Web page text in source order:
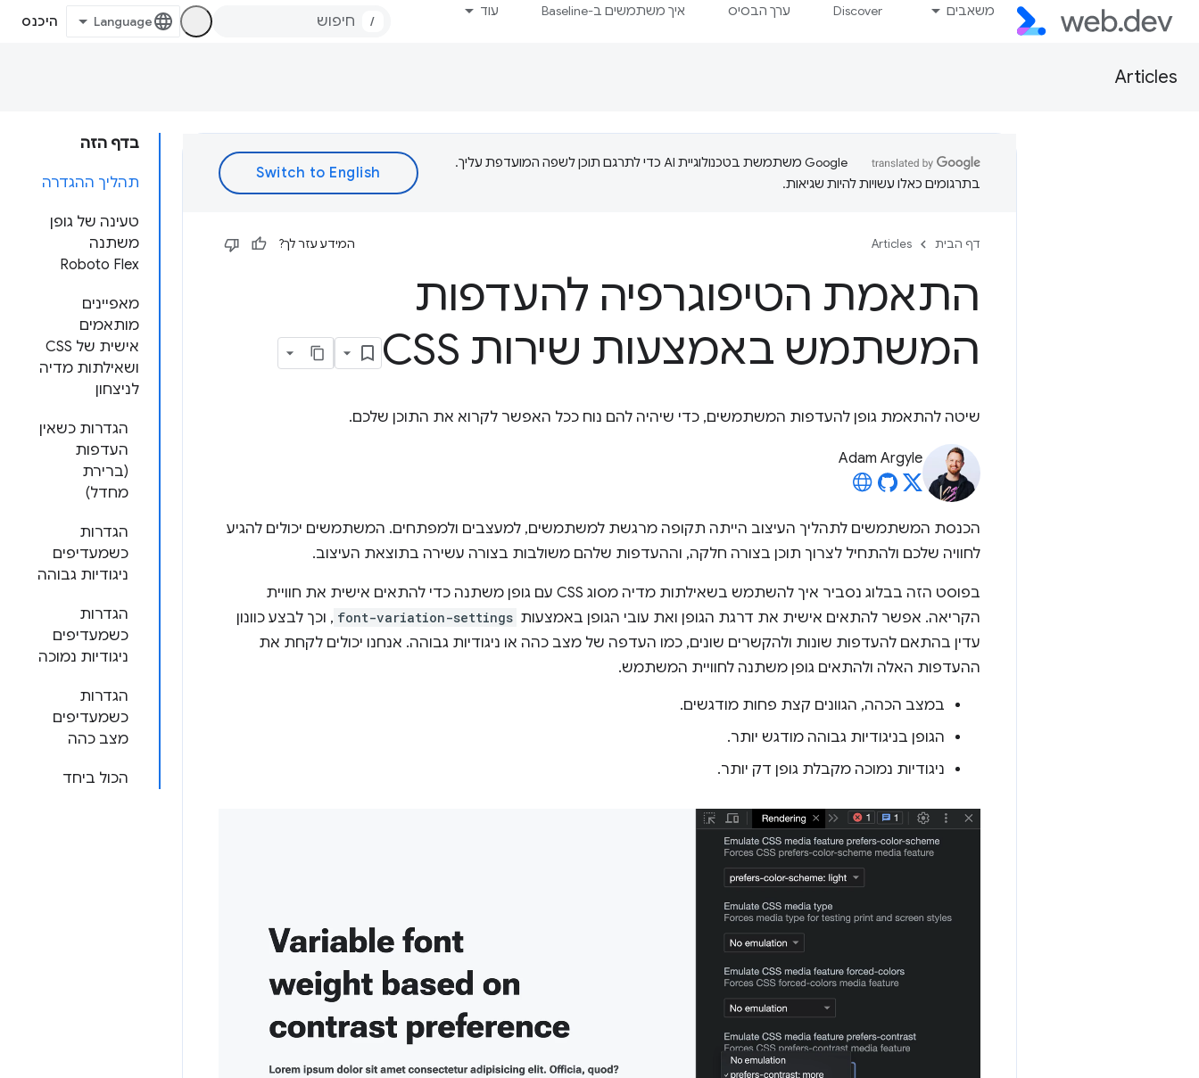
משאבים Discover ערך הבסיס איך משתמשים ב-Baseline עוד
/ היכנס
Articles
בדף הזה
תהליך ההגדרה
טעינה של גופן
משתנה
Roboto Flex
מאפיינים
מותאמים
אישית של CSS
ושאילתות מדיה
לניצחון
הגדרות כשאין
העדפות
(ברירת
מחדל)
הגדרות
כשמעדיפים
ניגודיות גבוהה
הגדרות
כשמעדיפים
ניגודיות נמוכה
הגדרות
כשמעדיפים
מצב כהה
הכול ביחד
‫Google משתמשת בטכנולוגיית AI כדי לתרגם תוכן לשפה המועדפת עליך.
בתרגומים כאלו עשויות להיות שגיאות.
דף הבית Articles המידע עזר לך?
התאמת הטיפוגרפיה להעדפות
המשתמש באמצעות שירות CSS
שיטה להתאמת גופן להעדפות המשתמשים, כדי שיהיה להם נוח ככל האפשר לקרוא את התוכן שלכם.
Adam Argyle
הכנסת המשתמשים לתהליך העיצוב הייתה תקופה מרגשת למשתמשים, למעצבים ולמפתחים. המשתמשים יכולים להגיע
לחוויה שלכם ולהתחיל לצרוך תוכן בצורה חלקה, וההעדפות שלהם משולבות בצורה עשירה בתוצאת העיצוב.
בפוסט הזה בבלוג נסביר איך להשתמש בשאילתות מדיה מסוג CSS עם גופן משתנה כדי להתאים אישית את חוויית
הקריאה. אפשר להתאים אישית את דרגת הגופן ואת עובי הגופן באמצעות font-variation-settings , וכך לבצע כוונון
עדין בהתאם להעדפות שונות ולהקשרים שונים, כמו העדפה של מצב כהה או ניגודיות גבוהה. אנחנו יכולים לקחת את
ההעדפות האלה ולהתאים גופן משתנה לחוויית המשתמש.
במצב הכהה, הגוונים קצת פחות מודגשים.
הגופן בניגודיות גבוהה מודגש יותר.
ניגודיות נמוכה מקבלת גופן דק יותר.